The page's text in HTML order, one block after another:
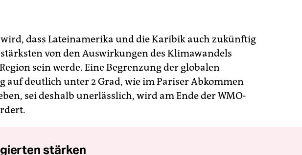
dass Lateinamerika und die Karibik auch zukünftig
von den Auswirkungen des Klimawandels
sein werde. Eine Begrenzung der globalen
auf deutlich unter 2 Grad, wie im Pariser Abkommen
sei deshalb unerlässlich, wird am Ende der WMO-
stärken